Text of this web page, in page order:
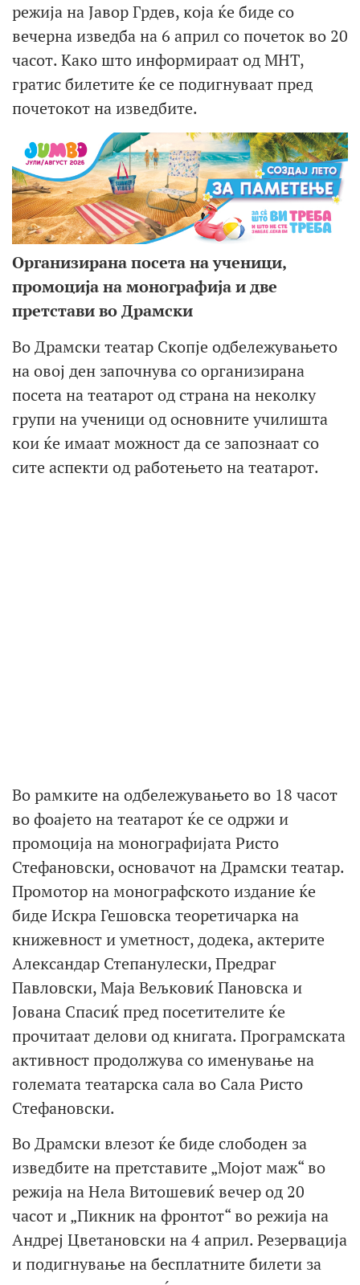
режија на Јавор Грдев, која ќе биде со
вечерна изведба на 6 април со почеток во 20
часот. Како што информираат од МНТ,
гратис билетите ќе се подигнуваат пред
почетокот на изведбите.
Организирана посета на ученици,
промоција на монографија и две
претстави во Драмски
Во Драмски театар Скопје одбележувањето
на овој ден започнува со организирана
посета на театарот од страна на неколку
групи на ученици од основните училишта
кои ќе имаат можност да се запознаат со
сите аспекти од работењето на театарот.
Во рамките на одбележувањето во 18 часот
во фоајето на театарот ќе се одржи и
промоција на монографијата Ристо
Стефановски, основачот на Драмски театар.
Промотор на монографското издание ќе
биде Искра Гешовска теоретичарка на
книжевност и уметност, додека, актерите
Александар Степанулески, Предраг
Павловски, Маја Вељковиќ Пановска и
Јована Спасиќ пред посетителите ќе
прочитаат делови од книгата. Програмската
активност продолжува со именување на
големата театарска сала во Сала Ристо
Стефановски.
Во Драмски влезот ќе биде слободен за
изведбите на претставите „Мојот маж“ во
режија на Нела Витошевиќ вечер од 20
часот и „Пикник на фронтот“ во режија на
Андреј Цветановски на 4 април. Резервација
и подигнување на бесплатните билети за